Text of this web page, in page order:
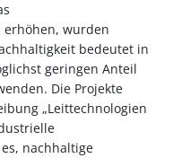
erhöhen, wurden
bedeutet in
geringen Anteil
Die Projekte
„Leittechnologien
nachhaltige